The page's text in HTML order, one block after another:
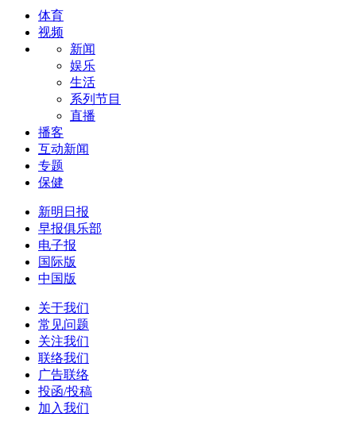
体育
视频
新闻
娱乐
生活
系列节目
直播
播客
互动新闻
专题
保健
新明日报
早报俱乐部
电子报
国际版
中国版
关于我们
常见问题
关注我们
联络我们
广告联络
投函/投稿
加入我们